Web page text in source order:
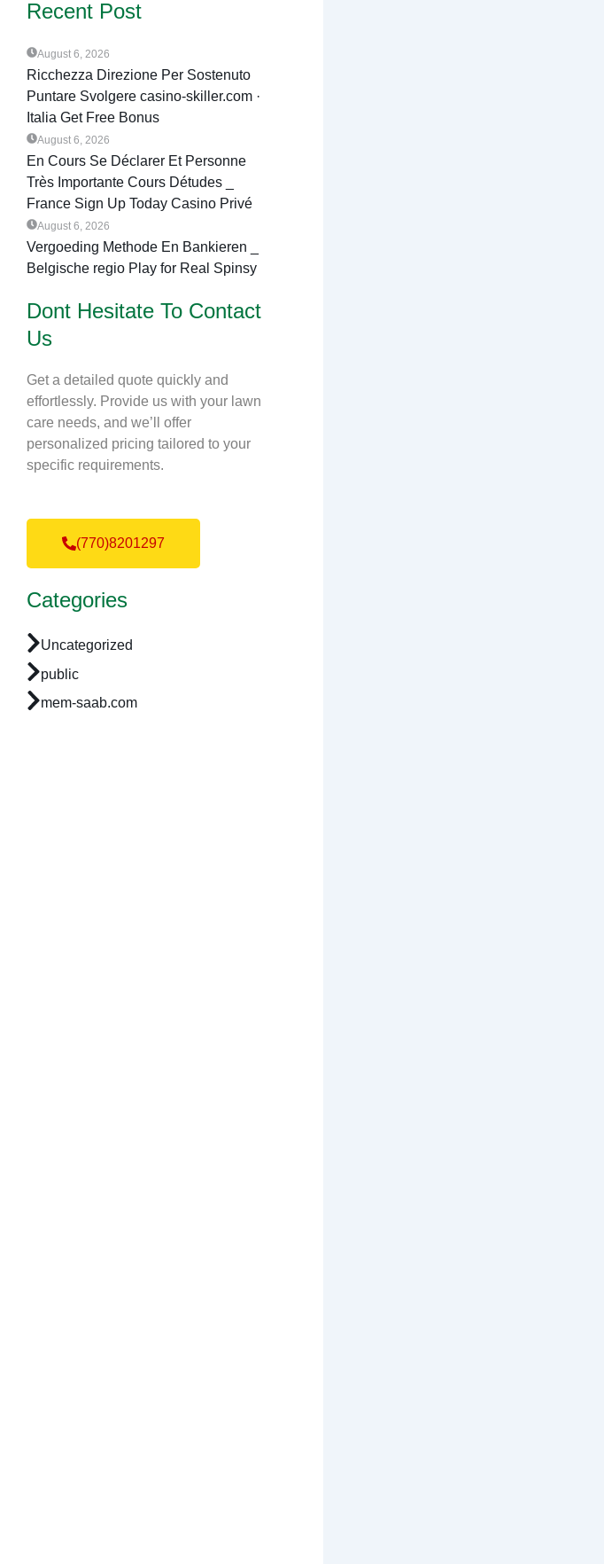
Recent Post
August 6, 2026
Ricchezza Direzione Per Sostenuto
Puntare Svolgere casino-skiller.com ·
Italia Get Free Bonus
August 6, 2026
En Cours Se Déclarer Et Personne
Très Importante Cours Détudes _
France Sign Up Today Casino Privé
August 6, 2026
Vergoeding Methode En Bankieren _
Belgische regio Play for Real Spinsy
Dont Hesitate To Contact
Us
Get a detailed quote quickly and
effortlessly. Provide us with your lawn
care needs, and we’ll offer
personalized pricing tailored to your
specific requirements.
(770)8201297
Categories
Uncategorized
public
mem-saab.com